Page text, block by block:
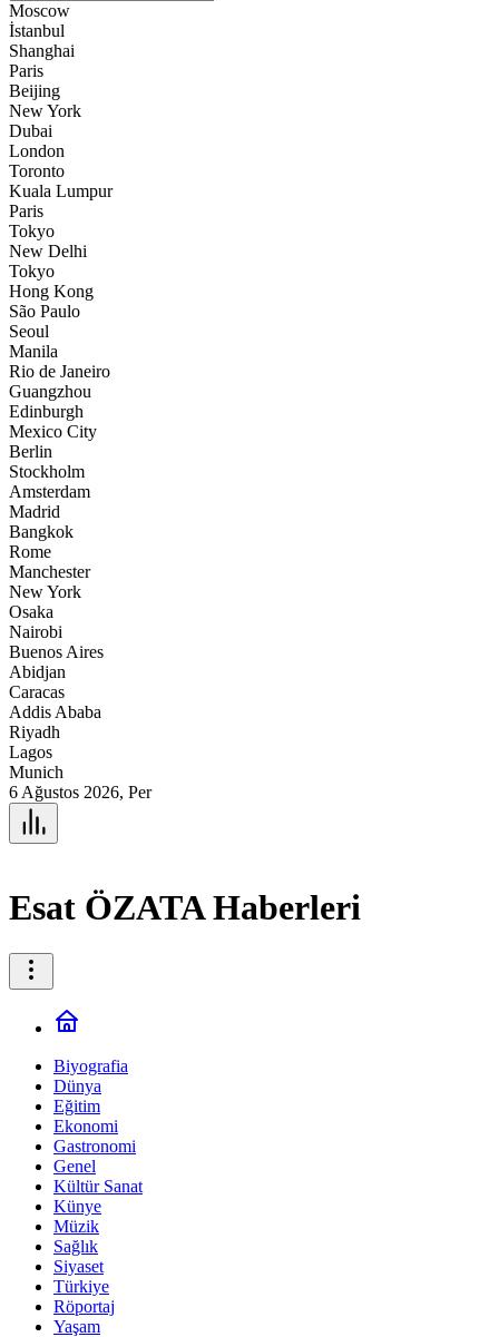
Moscow
İstanbul
Shanghai
Paris
Beijing
New York
Dubai
London
Toronto
Kuala Lumpur
Paris
Tokyo
New Delhi
Tokyo
Hong Kong
São Paulo
Seoul
Manila
Rio de Janeiro
Guangzhou
Edinburgh
Mexico City
Berlin
Stockholm
Amsterdam
Madrid
Bangkok
Rome
Manchester
New York
Osaka
Nairobi
Buenos Aires
Abidjan
Caracas
Addis Ababa
Riyadh
Lagos
Munich
6 Ağustos 2026, Per
Esat ÖZATA Haberleri
Biyografia
Dünya
Eğitim
Ekonomi
Gastronomi
Genel
Kültür Sanat
Künye
Müzik
Sağlık
Siyaset
Türkiye
Röportaj
Yaşam